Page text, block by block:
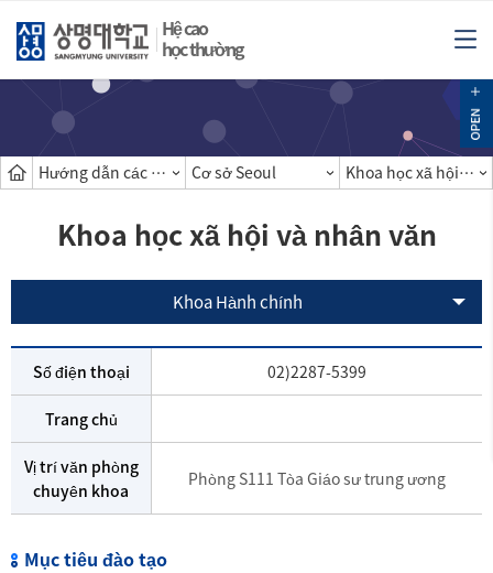
Hệ cao
học thường
Hướng dẫn các khoa Cơ sở Seoul Khoa học xã hội và nhân văn
Khoa học xã hội và nhân văn
Khoa Hành chính
Số điện thoại 02)2287-5399
Trang chủ
Vị trí văn phòng
chuyên khoa
Phòng S111 Tòa Giáo sư trung ương
Mục tiêu đào tạo